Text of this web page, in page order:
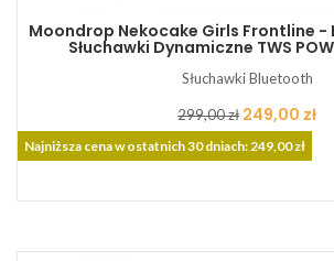
Moondrop Nekocake Girls Frontline -
Słuchawki Dynamiczne TWS
Słuchawki Bluetooth
Cena
podstawowa
299,00 zł Cena
249,00 zł
Najniższa cena w ostatnich 30 dniach: 249,00 zł